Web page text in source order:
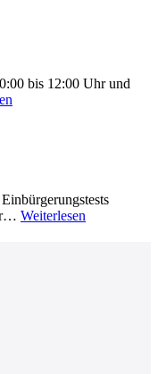
bis 12:00 Uhr und
Weiterlesen